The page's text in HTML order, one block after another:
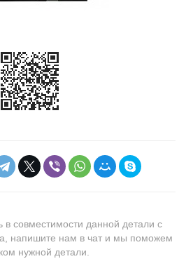
совместимости данной детали с
напишите нам в чат и мы поможем
нужной детали.